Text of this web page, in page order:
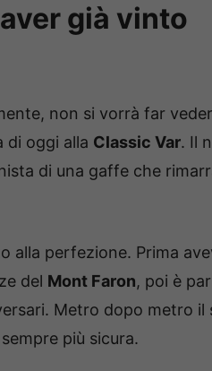
già vinto
non si vorrà far
di oggi alla Classic Var. Il
di una gaffe che
alla perfezione. Prima
del Mont Faron, poi è
Metro dopo metro il
più sicura.